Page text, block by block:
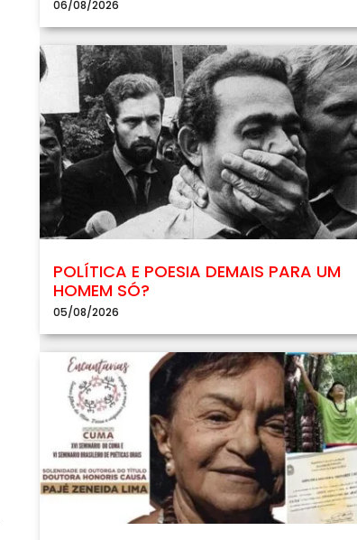
06/08/2026
POLÍTICA E POESIA DEMAIS PARA UM
HOMEM SÓ?
05/08/2026